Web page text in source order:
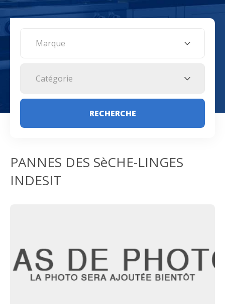
Marque
Catégorie
RECHERCHE
PANNES DES SèCHE-LINGES
INDESIT